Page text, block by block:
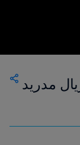
مدريد